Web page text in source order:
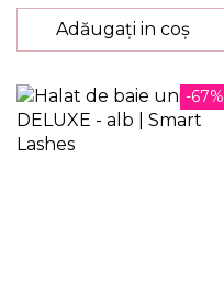
Adăugați in coș
-67%